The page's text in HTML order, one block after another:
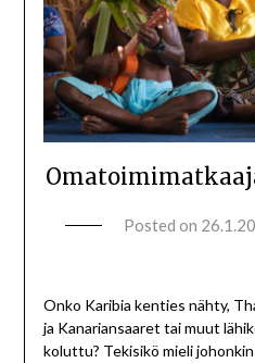
Posted on
Onko Karibia kenties nähty,
ja Kanariansaaret tai muut
koluttu? Tekisikö mieli